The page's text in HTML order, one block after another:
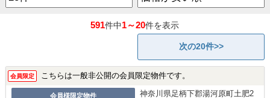
591件中1～20件を表示
次の20件>>
会員限定 こちらは一般非公開の会員限定物件です。
会員様限定物件
神奈川県足柄下郡湯河原町土肥2